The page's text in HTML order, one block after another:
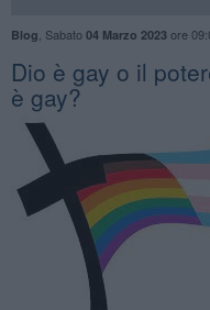
Blog Sabato 04 Marzo 2023ore
​Dio è gay o il
è gay?